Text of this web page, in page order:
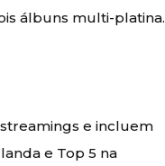
álbuns multi-platina.
e incluem
e Top 5 na